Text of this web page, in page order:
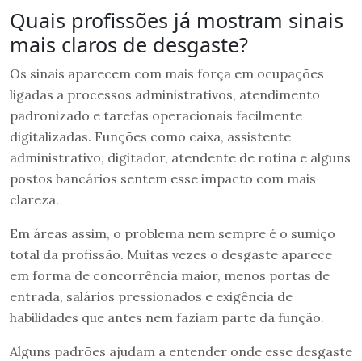
Quais profissões já mostram sinais
mais claros de desgaste?
Os sinais aparecem com mais força em ocupações
ligadas a processos administrativos, atendimento
padronizado e tarefas operacionais facilmente
digitalizadas. Funções como caixa, assistente
administrativo, digitador, atendente de rotina e alguns
postos bancários sentem esse impacto com mais
clareza.
Em áreas assim, o problema nem sempre é o sumiço
total da profissão. Muitas vezes o desgaste aparece
em forma de concorrência maior, menos portas de
entrada, salários pressionados e exigência de
habilidades que antes nem faziam parte da função.
Alguns padrões ajudam a entender onde esse desgaste